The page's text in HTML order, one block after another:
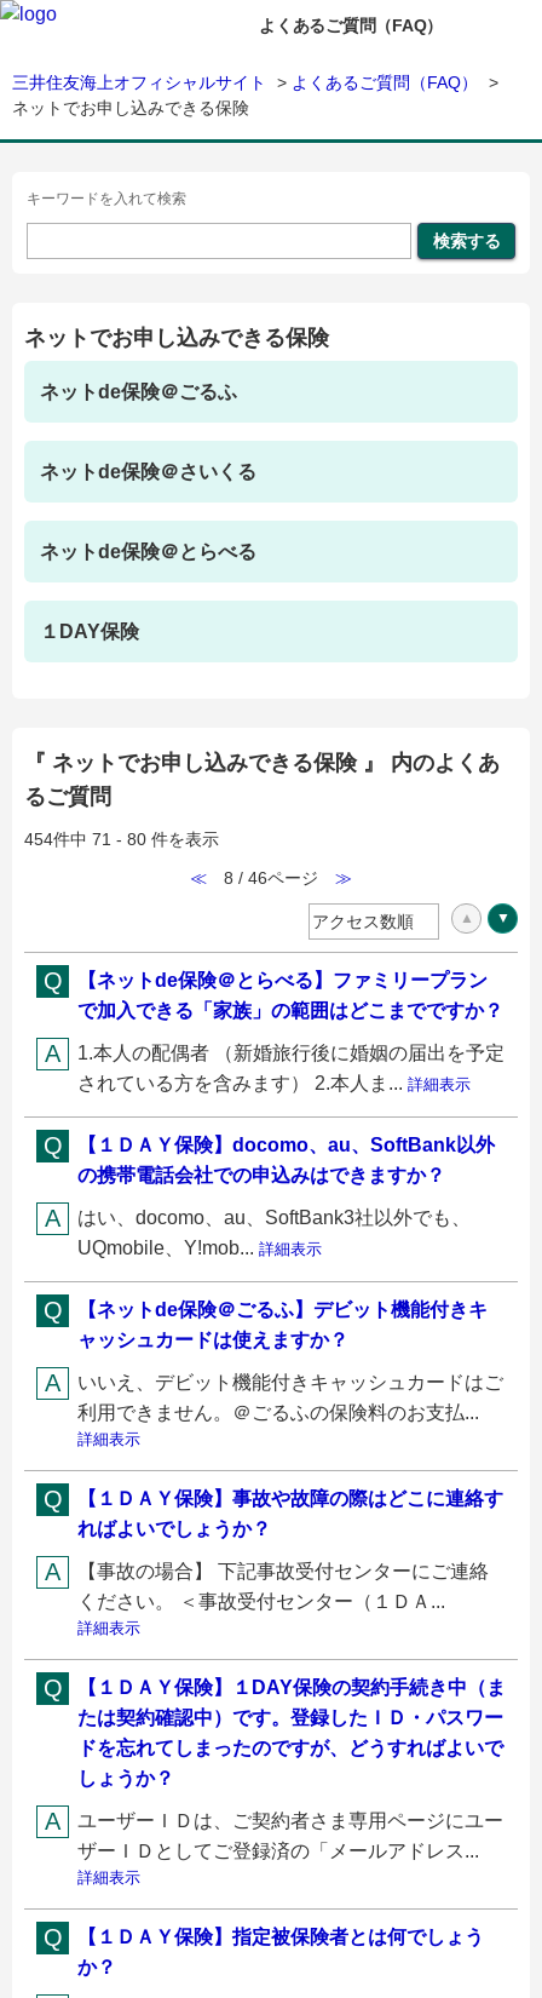
よくあるご質問（FAQ）
三井住友海上オフィシャルサイト > よくあるご質問（FAQ）
>
ネットでお申し込みできる保険
キーワードを入れて検索
ネットでお申し込みできる保険
ネットde保険＠ごるふ
ネットde保険＠さいくる
ネットde保険＠とらべる
１DAY保険
『 ネットでお申し込みできる保険 』 内のよくあ
るご質問
454件中 71 - 80 件を表示
≪
8 / 46ページ ≫
【ネットde保険＠とらべる】ファミリープラン
で加入できる「家族」の範囲はどこまでですか？
1.本人の配偶者 （新婚旅行後に婚姻の届出を予定
されている方を含みます） 2.本人ま... 詳細表示
【１ＤＡＹ保険】docomo、au、SoftBank以外
の携帯電話会社での申込みはできますか？
はい、docomo、au、SoftBank3社以外でも、
UQmobile、Y!mob... 詳細表示
【ネットde保険＠ごるふ】デビット機能付きキ
ャッシュカードは使えますか？
いいえ、デビット機能付きキャッシュカードはご
利用できません。＠ごるふの保険料のお支払...
詳細表示
【１ＤＡＹ保険】事故や故障の際はどこに連絡す
ればよいでしょうか？
【事故の場合】 下記事故受付センターにご連絡
ください。 ＜事故受付センター（１ＤＡ...
詳細表示
【１ＤＡＹ保険】１DAY保険の契約手続き中（ま
たは契約確認中）です。登録したＩＤ・パスワー
ドを忘れてしまったのですが、どうすればよいで
しょうか？
ユーザーＩＤは、ご契約者さま専用ページにユー
ザーＩＤとしてご登録済の「メールアドレス...
詳細表示
【１ＤＡＹ保険】指定被保険者とは何でしょう
か？